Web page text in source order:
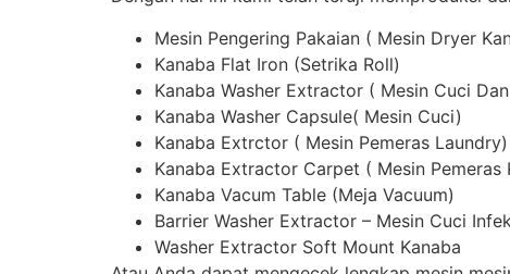
Mesin Pengering Pakaian ( Mesin Dryer
Kanaba Flat Iron (Setrika Roll)
Kanaba Washer Extractor ( Mesin Cuci
Kanaba Washer Capsule( Mesin Cuci)
Kanaba Extrctor ( Mesin Pemeras Laundry)
Kanaba Extractor Carpet ( Mesin Pemeras
Kanaba Vacum Table (Meja Vacuum)
Barrier Washer Extractor – Mesin Cuci
Washer Extractor Soft Mount Kanaba